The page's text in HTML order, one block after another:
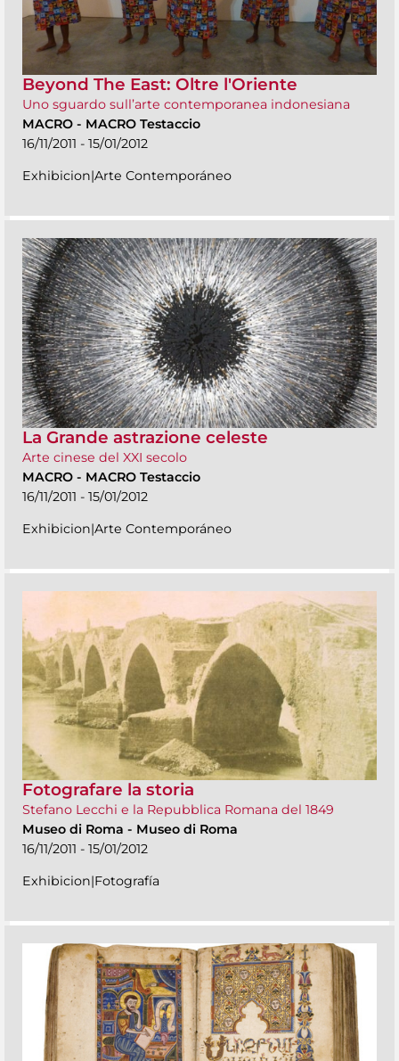
Beyond The East: Oltre l'Oriente
Uno sguardo sull’arte contemporanea indonesiana
MACRO - MACRO Testaccio
16/11/2011 - 15/01/2012
Exhibicion|Arte Contemporáneo
La Grande astrazione celeste
Arte cinese del XXI secolo
MACRO - MACRO Testaccio
16/11/2011 - 15/01/2012
Exhibicion|Arte Contemporáneo
Fotografare la storia
Stefano Lecchi e la Repubblica Romana del 1849
Museo di Roma - Museo di Roma
16/11/2011 - 15/01/2012
Exhibicion|Fotografía